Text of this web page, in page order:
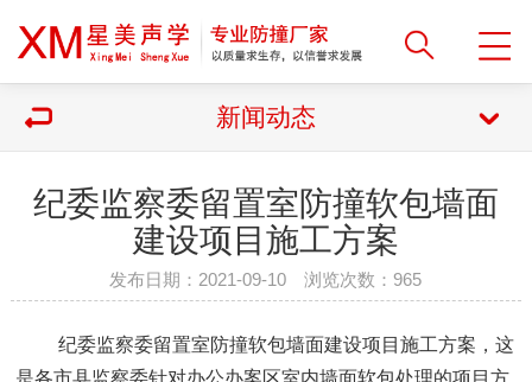
新闻动态
纪委监察委留置室防撞软包墙面
建设项目施工方案
发布日期：2021-09-10 浏览次数： 965
纪委监察委留置室防撞软包墙面建设项目施工方案，这